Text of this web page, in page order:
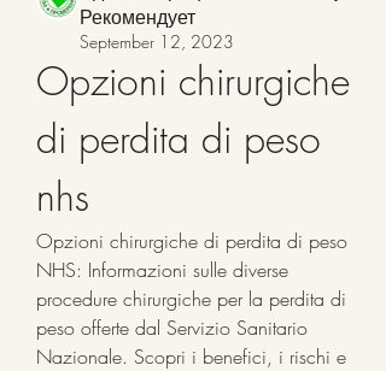
Рекомендует
September 12, 2023
Opzioni chirurgiche
di perdita di peso
nhs
Opzioni chirurgiche di perdita di peso
NHS: Informazioni sulle diverse
procedure chirurgiche per la perdita di
peso offerte dal Servizio Sanitario
Nazionale. Scopri i benefici, i rischi e